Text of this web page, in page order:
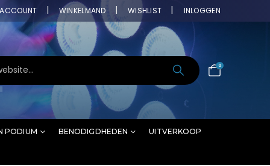
ACCOUNT WINKELMAND WISHLIST INLOGGEN
0
PODIUM BENODIGDHEDEN UITVERKOOP